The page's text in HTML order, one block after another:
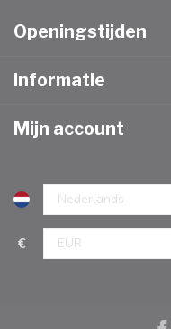
Openingstijden
Informatie
Mijn account
€